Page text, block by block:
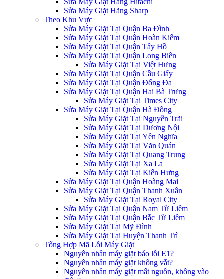
Sửa Máy Giặt Hãng Hitachi
Sửa Máy Giặt Hãng Sharp
Theo Khu Vực
Sửa Máy Giặt Tại Quận Ba Đình
Sửa Máy Giặt Tại Quận Hoàn Kiếm
Sửa Máy Giặt Tại Quận Tây Hồ
Sửa Máy Giặt Tại Quận Long Biên
Sửa Máy Giặt Tại Việt Hưng
Sửa Máy Giặt Tại Quận Cầu Giấy
Sửa Máy Giặt Tại Quận Đống Đa
Sửa Máy Giặt Tại Quận Hai Bà Trưng
Sửa Máy Giặt Tại Times City
Sửa Máy Giặt Tại Quận Hà Đông
Sửa Máy Giặt Tại Nguyễn Trãi
Sửa Máy Giặt Tại Dương Nội
Sửa Máy Giặt Tại Yên Nghĩa
Sửa Máy Giặt Tại Văn Quán
Sửa Máy Giặt Tại Quang Trung
Sửa Máy Giặt Tại Xa La
Sửa Máy Giặt Tại Kiến Hưng
Sửa Máy Giặt Tại Quận Hoàng Mai
Sửa Máy Giặt Tại Quận Thanh Xuân
Sửa Máy Giặt Tại Royal City
Sửa Máy Giặt Tại Quận Nam Từ Liêm
Sửa Máy Giặt Tại Quận Bắc Từ Liêm
Sửa Máy Giặt Tại Mỹ Đình
Sửa Máy Giặt Tại Huyện Thanh Trì
Tổng Hợp Mã Lỗi Máy Giặt
Nguyên nhân máy giặt báo lỗi E1?
Nguyên nhân máy giặt không vắt?
Nguyên nhân máy giặt mất nguồn, không vào